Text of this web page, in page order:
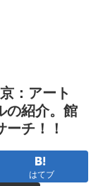
：アート
の紹介。館
チ！！
はてブ